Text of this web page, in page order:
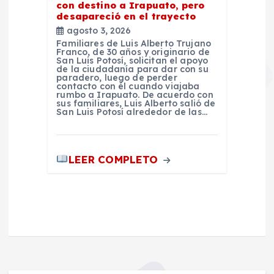
con destino a Irapuato, pero
desapareció en el trayecto
agosto 3, 2026
Familiares de Luis Alberto Trujano
Franco, de 30 años y originario de
San Luis Potosí, solicitan el apoyo
de la ciudadanía para dar con su
paradero, luego de perder
contacto con él cuando viajaba
rumbo a Irapuato. De acuerdo con
sus familiares, Luis Alberto salió de
San Luis Potosí alrededor de las…
LEER COMPLETO